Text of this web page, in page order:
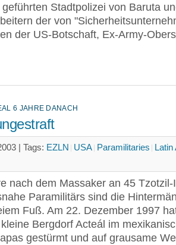
Stadtpolizei von Baruta
der von
der US-Botschaft, Ex-Army-
6 JAHRE DANACH
| Tags: EZLN USA Paramilitaries Latin
nach dem Massaker an 45 Tzotzil-
Paramilitärs sind die
Fuß. Am 22. Dezember 1997
Bergdorf Acteál im
gestürmt und auf grausame